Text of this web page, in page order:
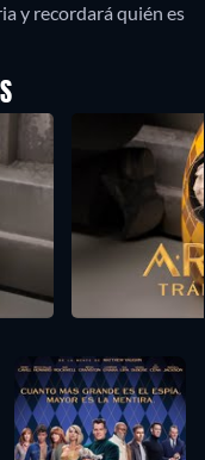
y recordará quién es